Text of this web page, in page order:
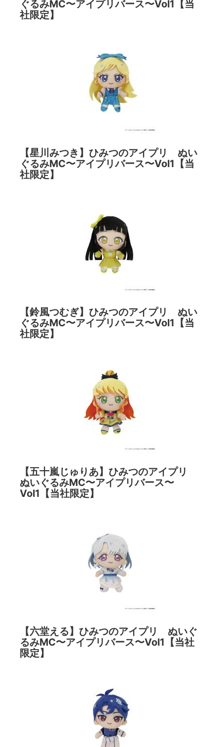
ぐるみMC〜アイプリバース〜Vol1【当
社限定】
【星川みつき】ひみつのアイプリ ぬい
ぐるみMC〜アイプリバース〜Vol1【当
社限定】
【鈴風つむぎ】ひみつのアイプリ ぬい
ぐるみMC〜アイプリバース〜Vol1【当
社限定】
【五十嵐じゅりあ】ひみつのアイプリ
ぬいぐるみMC〜アイプリバース〜
Vol1【当社限定】
【六堂える】ひみつのアイプリ ぬいぐ
るみMC〜アイプリバース〜Vol1【当社
限定】